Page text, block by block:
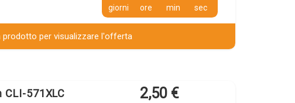
giorni ore min sec
prodotto per visualizzare l'offerta
571XLC
2,50 €